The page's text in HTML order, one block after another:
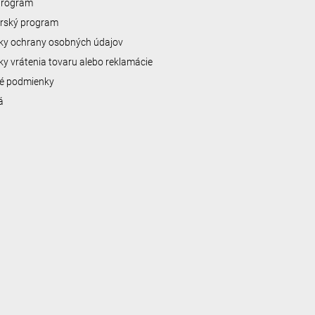
program
ochrany osobných údajov
vrátenia tovaru alebo reklamácie
podmienky